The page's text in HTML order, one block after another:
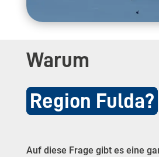
Warum
Region Fulda?
Auf diese Frage gibt es eine